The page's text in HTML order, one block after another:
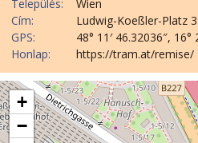
Település:
Wien
Cím:
Ludwig-Koeßler-Platz 3.
GPS:
48° 11′ 46.32036″, 16°
Honlap:
https://tram.at/remise/
+
−